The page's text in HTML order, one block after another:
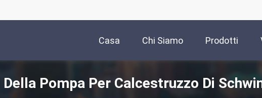
Casa Chi Siamo Prodotti
Pompa Per Calcestruzzo Di